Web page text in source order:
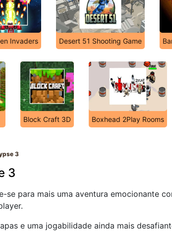
Invaders Desert 51 Shooting Game
Block Craft 3D Boxhead 2Play Rooms
3
3
se para mais uma aventura emocionante
e uma jogabilidade ainda mais